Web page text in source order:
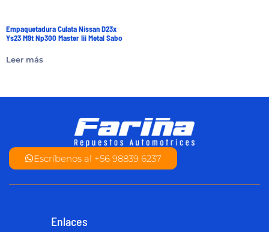
Empaquetadura Culata Nissan D23x
Ys23 M9t Np300 Master Iii Metal Sabo
Leer más
Escríbenos al +56 98839 6237
Enlaces